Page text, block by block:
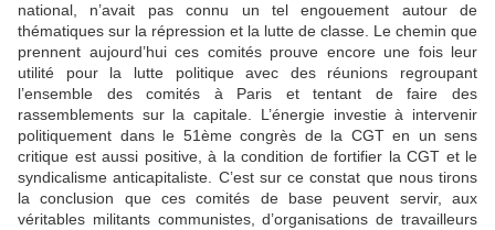
national, n’avait pas connu un tel engouement autour de
thématiques sur la répression et la lutte de classe. Le chemin que
prennent aujourd’hui ces comités prouve encore une fois leur
utilité pour la lutte politique avec des réunions regroupant
l’ensemble des comités à Paris et tentant de faire des
rassemblements sur la capitale. L’énergie investie à intervenir
politiquement dans le 51ème congrès de la CGT en un sens
critique est aussi positive, à la condition de fortifier la CGT et le
syndicalisme anticapitaliste. C’est sur ce constat que nous tirons
la conclusion que ces comités de base peuvent servir, aux
véritables militants communistes, d’organisations de travailleurs